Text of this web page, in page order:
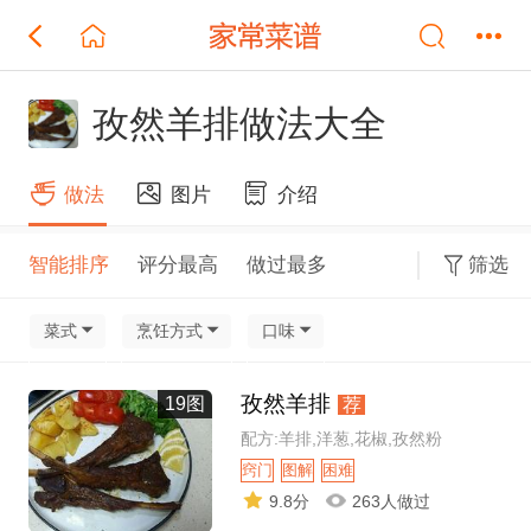
孜然羊排做法大全
做法 图片 介绍
智能排序 评分最高 做过最多 筛选
菜式 烹饪方式 口味
19图 孜然羊排 荐
配方:羊排,洋葱,花椒,孜然粉
窍门 图解 困难
9.8分 263人做过